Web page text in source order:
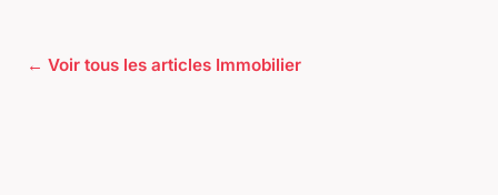
← Voir tous les articles Immobilier